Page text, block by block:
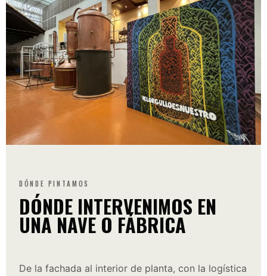
DÓNDE PINTAMOS
DÓNDE INTERVENIMOS EN
UNA NAVE O FÁBRICA
De la fachada al interior de planta, con la logística